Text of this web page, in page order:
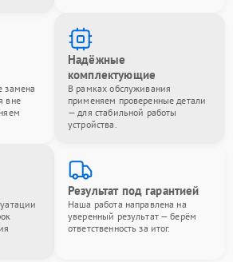
замена
вне
Надёжные
комплектующие
В рамках обслуживания
применяем проверенные детали
— для стабильной работы
устройства.
Результат под гарантией
Наша работа направлена на
уверенный результат — берём
ответственность за итог.